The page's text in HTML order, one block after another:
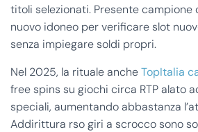
titoli selezionati. Presente campione
nuovo idoneo per verificare slot
senza impiegare soldi propri.
Nel 2025, la rituale ancheTopItalia
free spins su giochi circa RTP alato
speciali, aumentando abbastanza
Addirittura rso giri a scrocco sono